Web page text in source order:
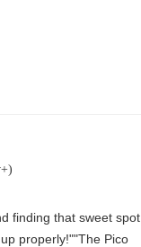
finding that sweet spot
properly!""The Pico